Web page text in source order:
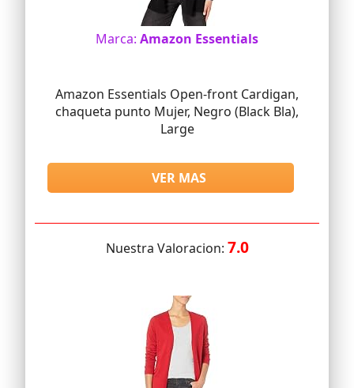
Marca: Amazon Essentials
Amazon Essentials Open-front Cardigan,
chaqueta punto Mujer, Negro (Black Bla),
Large
VER MAS
Nuestra Valoracion: 7.0